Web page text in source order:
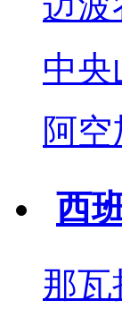
中央
阿空
西
那瓦